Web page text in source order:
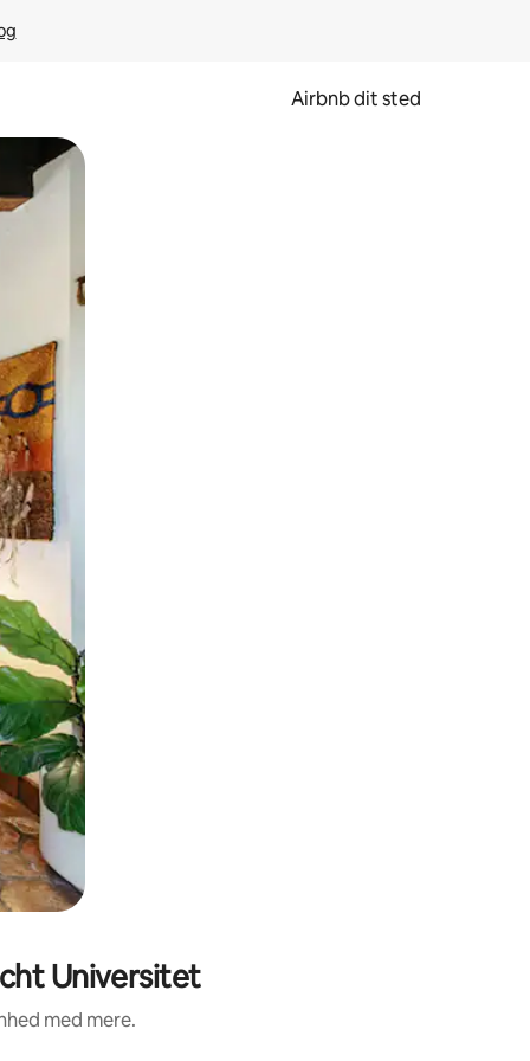
Airbnb dit sted
Universitet
med mere.